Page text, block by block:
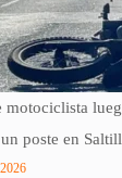
motociclista
poste en